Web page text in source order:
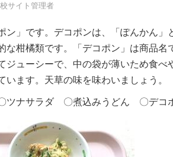
サイト管理者
ン」です。デコポンは、「ぽんかん
な柑橘類です。「デコポン」は商品
ジューシーで、中の袋が薄いため食
ます。天草の味を味わいましょう。
ナサラダ 〇煮込みうどん 〇デコ